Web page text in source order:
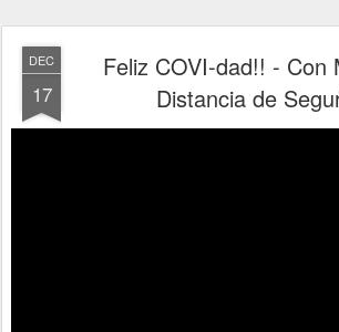
DEC
17
Feliz COVI-dad!! - Con
Distancia de